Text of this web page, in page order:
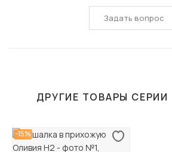
Задать вопрос
ДРУГИЕ ТОВАРЫ СЕРИИ
-15%